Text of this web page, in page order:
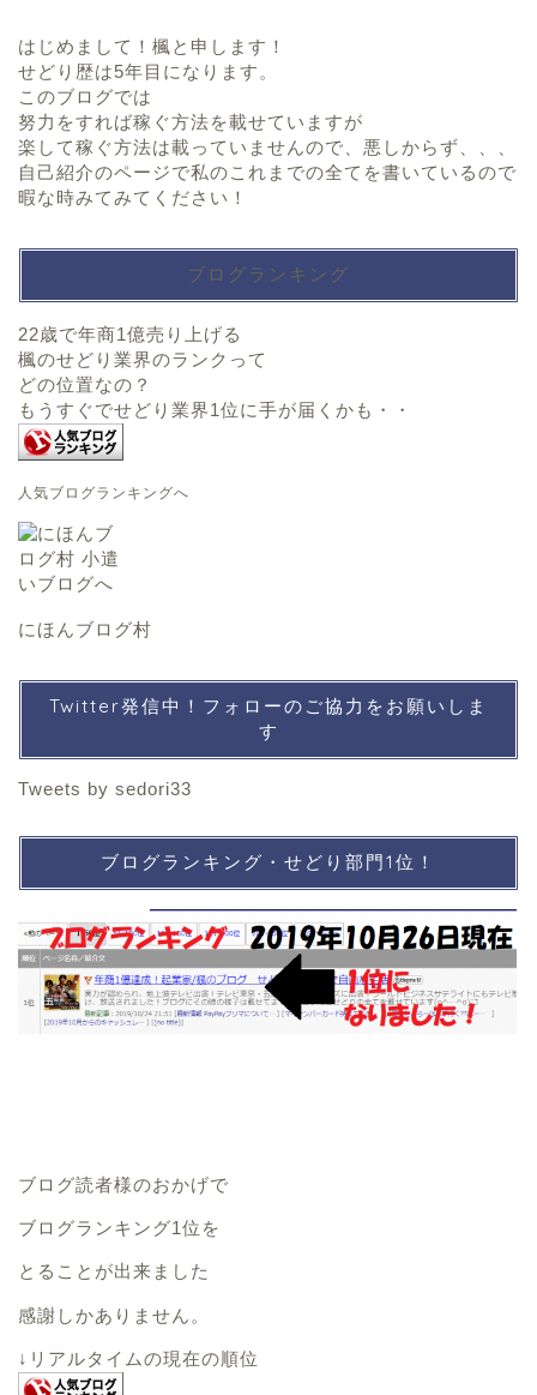
はじめまして！楓と申します！
せどり歴は5年目になります。
このブログでは
努力をすれば稼ぐ方法を載せていますが
楽して稼ぐ方法は載っていませんので、悪しからず、、、
自己紹介のページで私のこれまでの全てを書いているので
暇な時みてみてください！
ブログランキング
22歳で年商1億売り上げる
楓のせどり業界のランクって
どの位置なの？
もうすぐでせどり業界1位に手が届くかも・・
人気ブログランキングへ
にほんブログ村
Twitter発信中！フォローのご協力をお願いしま
す
Tweets by sedori33
ブログランキング・せどり部門1位！
ブログ読者様のおかげで
ブログランキング1位を
とることが出来ました
感謝しかありません。
↓リアルタイムの現在の順位